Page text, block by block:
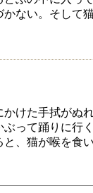
ない。そして
かけた手拭がぬ
って踊りに行
、猫が喉を食